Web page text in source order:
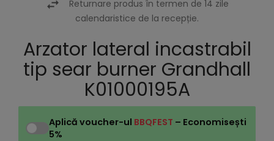
Returnare produs în termen de 14 zile
calendaristice de la recepție.
Arzator lateral incastrabil
tip sear burner Grandhall
K01000195A
Aplică voucher-ul BBQFEST – Economisești
5%